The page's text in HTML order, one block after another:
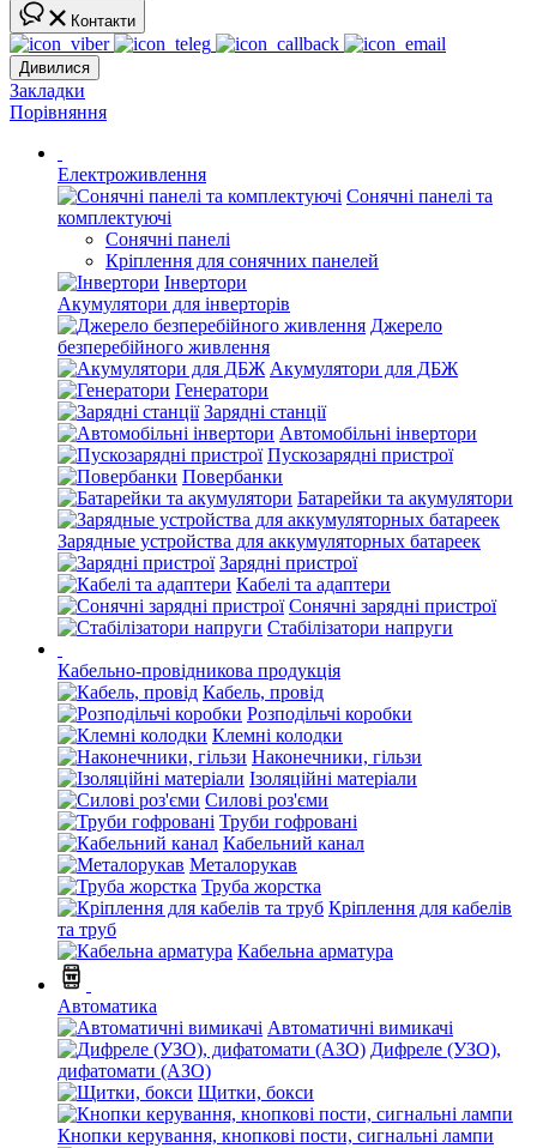
Контакти
Дивилися
Закладки
Порівняння
Електроживлення
Сонячні панелі та
комплектуючі
Сонячні панелі
Кріплення для сонячних панелей
Інвертори
Акумулятори для інверторів
Джерело
безперебійного живлення
Акумулятори для ДБЖ
Генератори
Зарядні станції
Автомобільні інвертори
Пускозарядні пристрої
Повербанки
Батарейки та акумулятори
Зарядные устройства для аккумуляторных батареек
Зарядні пристрої
Кабелі та адаптери
Сонячні зарядні пристрої
Стабілізатори напруги
Кабельно-провідникова продукція
Кабель, провід
Розподільчі коробки
Клемні колодки
Наконечники, гільзи
Ізоляційні матеріали
Силові роз'єми
Труби гофровані
Кабельний канал
Металорукав
Труба жорстка
Кріплення для кабелів
та труб
Кабельна арматура
Автоматика
Автоматичні вимикачі
Дифреле (УЗО),
дифатомати (АЗО)
Щитки, бокси
Кнопки керування, кнопкові пости, сигнальні лампи